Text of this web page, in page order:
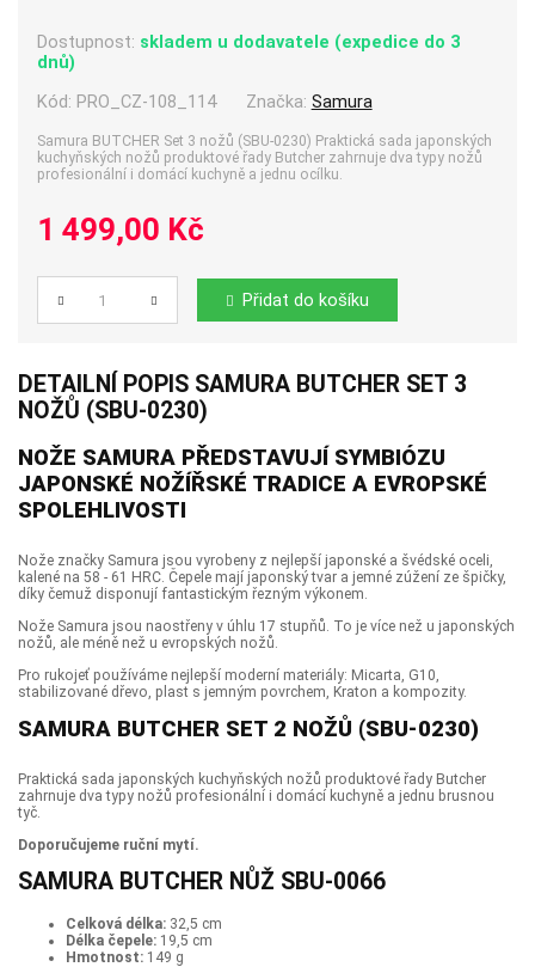
Dostupnost: skladem u dodavatele (expedice do 3
dnů)
Kód: PRO_CZ-108_114 Značka: Samura
Samura BUTCHER Set 3 nožů (SBU-0230) Praktická sada japonských
kuchyňských nožů produktové řady Butcher zahrnuje dva typy nožů
profesionální i domácí kuchyně a jednu ocílku.
1 499,00 Kč
Počet Přidat do košíku
DETAILNÍ POPIS SAMURA BUTCHER SET 3
NOŽŮ (SBU-0230)
NOŽE SAMURA PŘEDSTAVUJÍ SYMBIÓZU
JAPONSKÉ NOŽÍŘSKÉ TRADICE A EVROPSKÉ
SPOLEHLIVOSTI
Nože značky Samura jsou vyrobeny z nejlepší japonské a švédské oceli,
kalené na 58 - 61 HRC. Čepele mají japonský tvar a jemné zúžení ze špičky,
díky čemuž disponují fantastickým řezným výkonem.
Nože Samura jsou naostřeny v úhlu 17 stupňů. To je více než u japonských
nožů, ale méně než u evropských nožů.
Pro rukojeť používáme nejlepší moderní materiály: Micarta, G10,
stabilizované dřevo, plast s jemným povrchem, Kraton a kompozity.
SAMURA BUTCHER SET 2 NOŽŮ (SBU-0230)
Praktická sada japonských kuchyňských nožů produktové řady Butcher
zahrnuje dva typy nožů profesionální i domácí kuchyně a jednu brusnou
tyč.
Doporučujeme ruční mytí.
SAMURA BUTCHER NŮŽ SBU-0066
Celková délka: 32,5 cm
Délka čepele: 19,5 cm
Hmotnost: 149 g